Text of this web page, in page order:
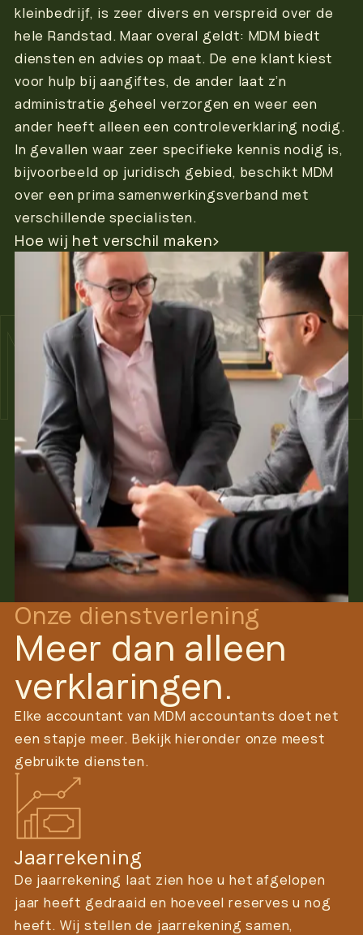
kleinbedrijf, is zeer divers en verspreid over de
hele Randstad. Maar overal geldt: MDM biedt
diensten en advies op maat. De ene klant kiest
voor hulp bij aangiftes, de ander laat z’n
administratie geheel verzorgen en weer een
ander heeft alleen een controleverklaring nodig.
In gevallen waar zeer specifieke kennis nodig is,
bijvoorbeeld op juridisch gebied, beschikt MDM
over een prima samenwerkingsverband met
verschillende specialisten.
Hoe wij het verschil maken
Onze dienstverlening
Meer dan alleen
verklaringen.
Elke accountant van MDM accountants doet net
een stapje meer. Bekijk hieronder onze meest
gebruikte diensten.
Jaarrekening
De jaarrekening laat zien hoe u het afgelopen
jaar heeft gedraaid en hoeveel reserves u nog
heeft. Wij stellen de jaarrekening samen,